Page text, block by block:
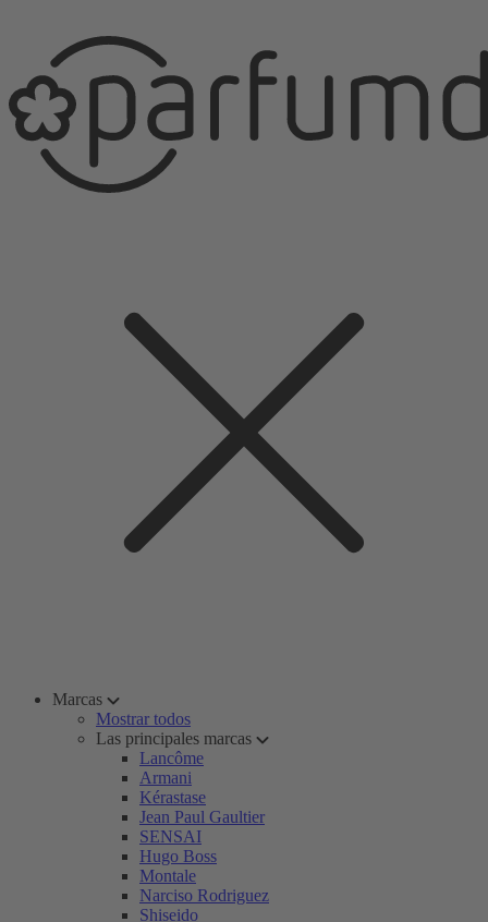
Marcas
Mostrar todos
Las principales marcas
Lancôme
Armani
Kérastase
Jean Paul Gaultier
SENSAI
Hugo Boss
Montale
Narciso Rodriguez
Shiseido